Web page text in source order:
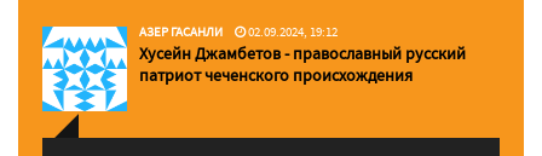
АЗЕР ГАСАНЛИ 02.09.2024, 19:12
Хусейн Джамбетов - православный русский
патриот чеченского происхождения